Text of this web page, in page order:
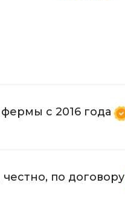
с 2016 года
честно, по договору